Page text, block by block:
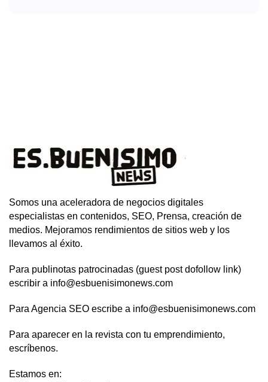
Somos una aceleradora de negocios digitales
especialistas en contenidos, SEO, Prensa, creación de
medios. Mejoramos rendimientos de sitios web y los
llevamos al éxito.
Para publinotas patrocinadas (guest post dofollow link)
escribir a info@esbuenisimonews.com
Para Agencia SEO escribe a info@esbuenisimonews.com
Para aparecer en la revista con tu emprendimiento,
escríbenos.
Estamos en: